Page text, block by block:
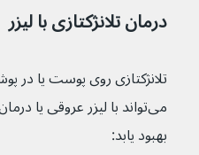
درمان تلانژکتازی با لیزر
تلانژکتازی روی پوست یا در
بهبود یابد: